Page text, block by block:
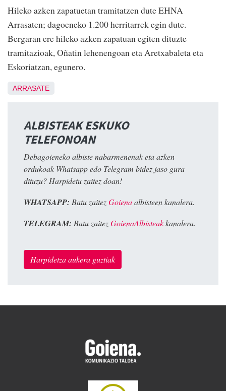
Hileko azken zapatuetan tramitatzen dute EHNA
Arrasaten; dagoeneko 1.200 herritarrek egin dute.
Bergaran ere hileko azken zapatuan egiten dituzte
tramitazioak, Oñatin lehenengoan eta Aretxabaleta eta
Eskoriatzan, egunero.
ARRASATE
ALBISTEAK ESKUKO
TELEFONOAN
Debagoieneko albiste nabarmenenak eta azken
ordukoak Whatsapp edo Telegram bidez jaso gura
dituzu? Harpidetu zaitez doan!
WHATSAPP: Batu zaitezGoienaalbisteen kanalera.
TELEGRAM: Batu zaitezGoienaAlbisteakkanalera.
Harpidetza aukera guztiak